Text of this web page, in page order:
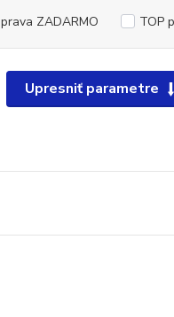
Upresniť parametre
ZADARMO TOP